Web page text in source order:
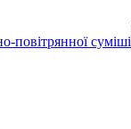
повітрянної суміші